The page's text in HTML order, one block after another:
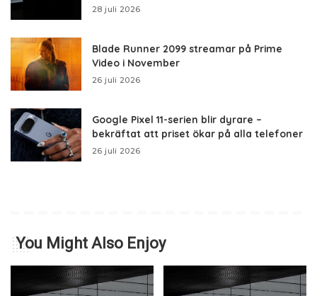
28 juli 2026
Blade Runner 2099 streamar på Prime
Video i November
26 juli 2026
Google Pixel 11-serien blir dyrare –
bekräftat att priset ökar på alla telefoner
26 juli 2026
You Might Also Enjoy